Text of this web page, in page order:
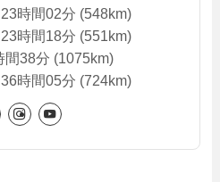
時間02分 (548km)
時間18分 (551km)
間38分 (1075km)
時間05分 (724km)